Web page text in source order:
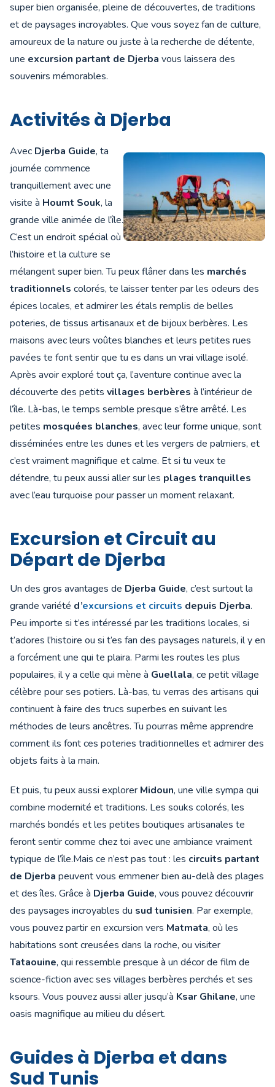
super bien organisée, pleine de découvertes, de traditions
et de paysages incroyables. Que vous soyez fan de culture,
amoureux de la nature ou juste à la recherche de détente,
une excursion partant de Djerba vous laissera des
souvenirs mémorables.
Activités à Djerba
Avec Djerba Guide, ta
journée commence
tranquillement avec une
visite à Houmt Souk, la
grande ville animée de l’île.
C’est un endroit spécial où
l’histoire et la culture se
mélangent super bien. Tu peux flâner dans les marchés
traditionnels colorés, te laisser tenter par les odeurs des
épices locales, et admirer les étals remplis de belles
poteries, de tissus artisanaux et de bijoux berbères. Les
maisons avec leurs voûtes blanches et leurs petites rues
pavées te font sentir que tu es dans un vrai village isolé.
Après avoir exploré tout ça, l’aventure continue avec la
découverte des petits villages berbères à l’intérieur de
l’île. Là-bas, le temps semble presque s’être arrêté. Les
petites mosquées blanches, avec leur forme unique, sont
disséminées entre les dunes et les vergers de palmiers, et
c’est vraiment magnifique et calme. Et si tu veux te
détendre, tu peux aussi aller sur les plages tranquilles
avec l’eau turquoise pour passer un moment relaxant.
Excursion et Circuit au
Départ de Djerba
Un des gros avantages de Djerba Guide, c’est surtout la
grande variété d’excursions et circuits depuis Djerba.
Peu importe si t’es intéressé par les traditions locales, si
t’adores l’histoire ou si t’es fan des paysages naturels, il y en
a forcément une qui te plaira. Parmi les routes les plus
populaires, il y a celle qui mène à Guellala, ce petit village
célèbre pour ses potiers. Là-bas, tu verras des artisans qui
continuent à faire des trucs superbes en suivant les
méthodes de leurs ancêtres. Tu pourras même apprendre
comment ils font ces poteries traditionnelles et admirer des
objets faits à la main.
Et puis, tu peux aussi explorer Midoun, une ville sympa qui
combine modernité et traditions. Les souks colorés, les
marchés bondés et les petites boutiques artisanales te
feront sentir comme chez toi avec une ambiance vraiment
typique de l’île.Mais ce n’est pas tout : les circuits partant
de Djerba peuvent vous emmener bien au-delà des plages
et des îles. Grâce à Djerba Guide, vous pouvez découvrir
des paysages incroyables du sud tunisien. Par exemple,
vous pouvez partir en excursion vers Matmata, où les
habitations sont creusées dans la roche, ou visiter
Tataouine, qui ressemble presque à un décor de film de
science-fiction avec ses villages berbères perchés et ses
ksours. Vous pouvez aussi aller jusqu’à Ksar Ghilane, une
oasis magnifique au milieu du désert.
Guides à Djerba et dans
Sud Tunis